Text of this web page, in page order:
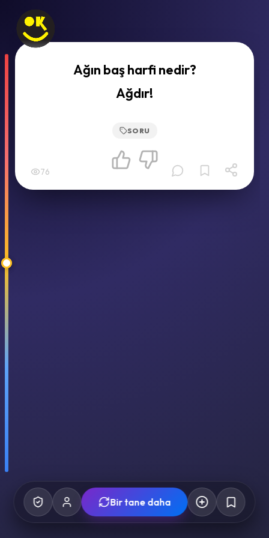
Ağın baş harfi nedir?
Ağdır!
SORU
76
Bir tane daha